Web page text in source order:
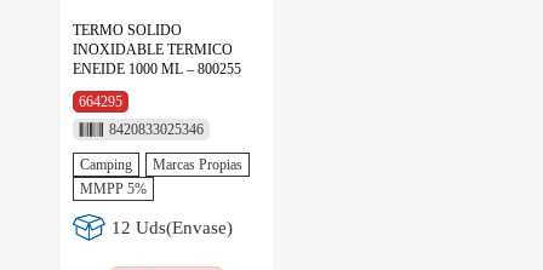
TERMO SOLIDO
INOXIDABLE TERMICO
ENEIDE 1000 ML – 800255
664295
8420833025346
Camping
Marcas Propias
MMPP 5%
12 Uds(Envase)